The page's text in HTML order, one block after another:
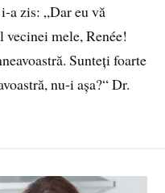
zis: „Dar eu vă
mele, Renée!
Sunteți foarte
nu‑i așa?“ Dr.